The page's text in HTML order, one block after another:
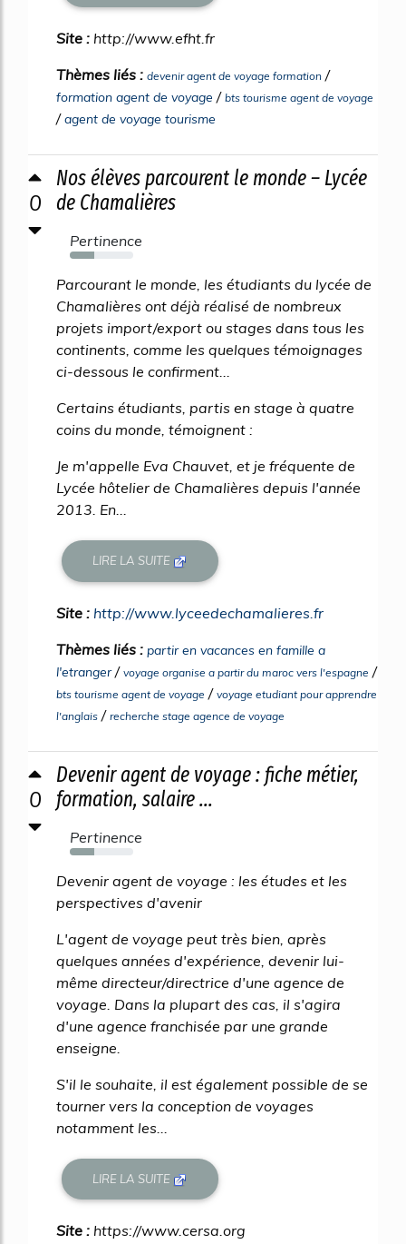
Site : http://www.efht.fr
Thèmes liés : devenir agent de voyage formation /
formation agent de voyage / bts tourisme agent de voyage
/agent de voyage tourisme
0
Nos élèves parcourent le monde – Lycée
de Chamalières
Pertinence
39%
Parcourant le monde, les étudiants du lycée de
Chamalières ont déjà réalisé de nombreux
projets import/export ou stages dans tous les
continents, comme les quelques témoignages
ci-dessous le confirment...
Certains étudiants, partis en stage à quatre
coins du monde, témoignent :
Je m'appelle Eva Chauvet, et je fréquente de
Lycée hôtelier de Chamalières depuis l'année
2013. En...
LIRE LA SUITE
Site : http://www.lyceedechamalieres.fr
Thèmes liés : partir en vacances en famille a
l'etranger/ voyage organise a partir du maroc vers l'espagne /
bts tourisme agent de voyage / voyage etudiant pour apprendre
l'anglais / recherche stage agence de voyage
0
Devenir agent de voyage : fiche métier,
formation, salaire ...
Pertinence
38%
Devenir agent de voyage : les études et les
perspectives d'avenir
L'agent de voyage peut très bien, après
quelques années d'expérience, devenir lui-
même directeur/directrice d'une agence de
voyage. Dans la plupart des cas, il s'agira
d'une agence franchisée par une grande
enseigne.
S'il le souhaite, il est également possible de se
tourner vers la conception de voyages
notamment les...
LIRE LA SUITE
Site : https://www.cersa.org